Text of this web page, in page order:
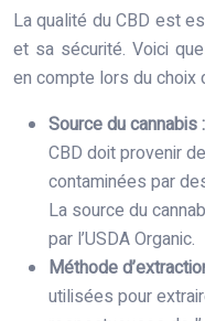
La qualité du CBD est
et sa sécurité. Voici
en compte lors du choix
Source du cannabis :
CBD doit provenir
contaminées par
La source du
par l’USDA Organic.
Méthode
utilisées pour